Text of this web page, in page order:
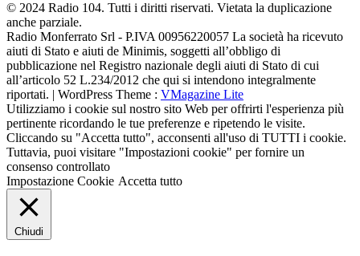
© 2024 Radio 104. Tutti i diritti riservati. Vietata la duplicazione
anche parziale.
Radio Monferrato Srl - P.IVA 00956220057 La società ha ricevuto
aiuti di Stato e aiuti de Minimis, soggetti all’obbligo di
pubblicazione nel Registro nazionale degli aiuti di Stato di cui
all’articolo 52 L.234/2012 che qui si intendono integralmente
riportati. | WordPress Theme : VMagazine Lite
Utilizziamo i cookie sul nostro sito Web per offrirti l'esperienza più
pertinente ricordando le tue preferenze e ripetendo le visite.
Cliccando su "Accetta tutto", acconsenti all'uso di TUTTI i cookie.
Tuttavia, puoi visitare "Impostazioni cookie" per fornire un
consenso controllato
Impostazione Cookie Accetta tutto
Chiudi